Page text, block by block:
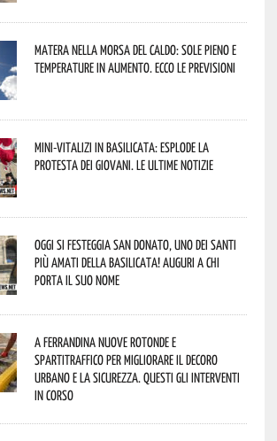
Matera nella morsa del caldo: sole pieno e
temperature in aumento. Ecco le previsioni
Mini-vitalizi in Basilicata: esplode la
protesta dei giovani. Le ultime notizie
Oggi si festeggia San Donato, uno dei Santi
più amati della Basilicata! Auguri a chi
porta il suo nome
A Ferrandina nuove rotonde e
spartitraffico per migliorare il decoro
urbano e la sicurezza. Questi gli interventi
in corso